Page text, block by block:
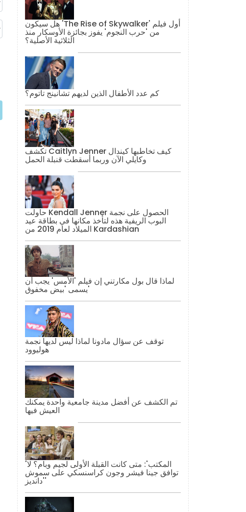
هل سيكون 'The Rise of Skywalker' أول فيلم
من 'حرب النجوم' يفوز بجائزة الأوسكار منذ
الثلاثية الأصلية؟
كم عدد الأطفال الذين لديهم تشانينج تاتوم؟
تكشف Caitlyn Jenner كيف تخاطبها كيندال
وكايلي الآن وربما أسقطت قنبلة الحمل
حاولت Kendall Jenner الحصول على نجمة
البوب ​​الريفية هذه لتأخذ مكانها في بطاقة عيد
الميلاد لعام 2019 من Kardashian
لماذا قال بول مكارتني إن فيلم 'الأمس' يجب أن
يسمى 'بيض مخفوق'
توقف عن سؤال مادونا لماذا ليس لديها نجمة
هوليوود
تم الكشف عن أفضل مدينة جامعية واحدة يمكنك
العيش فيها
'المكتب': متى كانت القبلة الأولى لجيم وبام؟ لا
توافق جينا فيشر وجون كراسنسكي على سموش
'دانديز'